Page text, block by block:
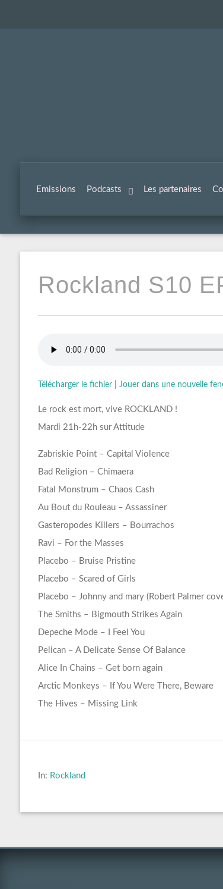
Emissions Podcasts Les partenaires
Rockland S10
Télécharger le fichier| Jouer dans une nouvelle
Le rock est mort, vive ROCKLAND !
Mardi 21h-22h sur Attitude
Zabriskie Point – Capital Violence
Bad Religion – Chimaera
Fatal Monstrum – Chaos Cash
Au Bout du Rouleau – Assassiner
Gasteropodes Killers – Bourrachos
Ravi – For the Masses
Placebo – Bruise Pristine
Placebo – Scared of Girls
Placebo – Johnny and mary (Robert Palmer
The Smiths – Bigmouth Strikes Again
Depeche Mode – I Feel You
Pelican – A Delicate Sense Of Balance
Alice In Chains – Get born again
Arctic Monkeys – If You Were There, Beware
The Hives – Missing Link
In: Rockland